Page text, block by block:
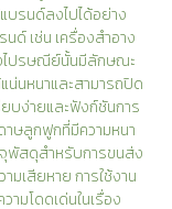
บรนด์ลงไปได้อย่าง
ด์ เช่น เครื่องสำอาง
ไปรษณีย์นั้นมีลักษณะ
นหนาและสามารถปิด
บง่ายและฟังก์ชันการ
ษลูกฟูกที่มีความหนา
จุพัสดุสำหรับการขนส่ง
มเสียหาย การใช้งาน
มโดดเด่นในเรื่อง